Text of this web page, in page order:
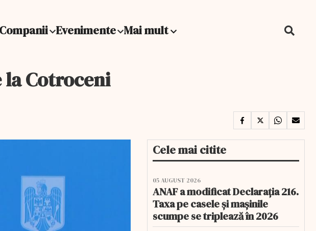
Companii Evenimente Mai mult
Cotroceni
Cele mai citite
05 AUGUST 2026
ANAF a modificat Declarația 216.
Taxa pe casele și mașinile
scumpe se triplează în 2026